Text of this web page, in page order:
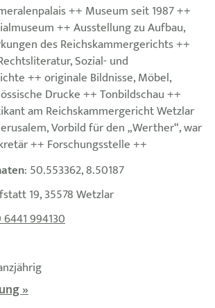
++ Museum seit 1987 ++
++ Ausstellung zu Aufbau,
des Reichskammergerichts ++
Sozial- und
++ originale Bildnisse, Möbel,
Drucke ++ Tonbildschau ++
am Reichskammergericht Wetzlar
Vorbild für den „Werther“, war
++ Forschungsstelle ++
: 50.553362, 8.50187
19, 35578 Wetzlar
994130
»